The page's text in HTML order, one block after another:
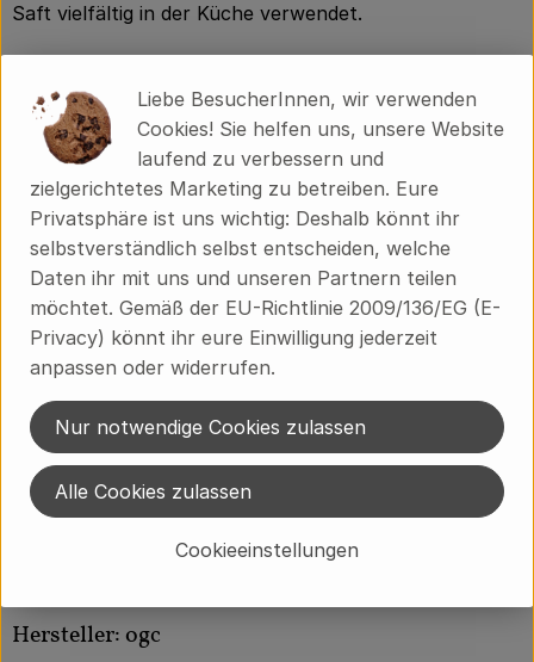
Saft vielfältig in der Küche verwendet.
Zuckergehalts (36–70 %) ihres Nektars und dessen
hohen Zuckerwerts (0,18–3,80 mg Zucker/Tag je Blüte)
eine geschätzte Nebentracht.
Die Beerenfrucht findet auch zum Aromatisieren von
reinem Alkohol Verwendung. Die dabei entstehende
Spirituose trägt die Bezeichnung Himbeergeist.
Die Beeren reifen nach der Ernte nicht nach. Sie
zählen damit zu den nichtklimakterischen Früchten.
Produktinformationen
Hersteller: ogc
Liebe BesucherInnen, wir verwenden
Cookies! Sie helfen uns, unsere Website
laufend zu verbessern und
zielgerichtetes Marketing zu betreiben. Eure
Privatsphäre ist uns wichtig: Deshalb könnt ihr
selbstverständlich selbst entscheiden, welche
Daten ihr mit uns und unseren Partnern teilen
möchtet. Gemäß der EU-Richtlinie 2009/136/EG (E-
Privacy) könnt ihr eure Einwilligung jederzeit
anpassen oder widerrufen.
Cookieeinstellungen
Nur notwendige Cookies zulassen
Alle Cookies zulassen